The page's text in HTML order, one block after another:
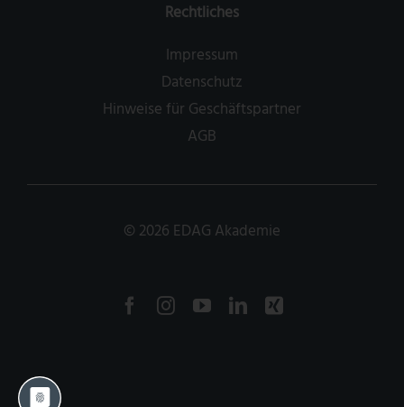
Rechtliches
Impressum
Datenschutz
Hinweise für Geschäftspartner
AGB
© 2026 EDAG Akademie